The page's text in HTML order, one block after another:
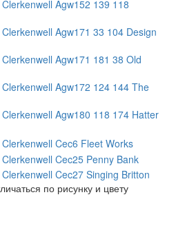
по рисунку и цвету